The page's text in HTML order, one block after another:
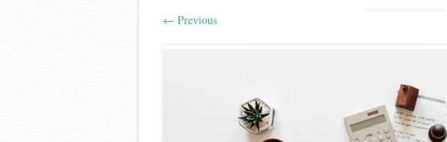
← Previous